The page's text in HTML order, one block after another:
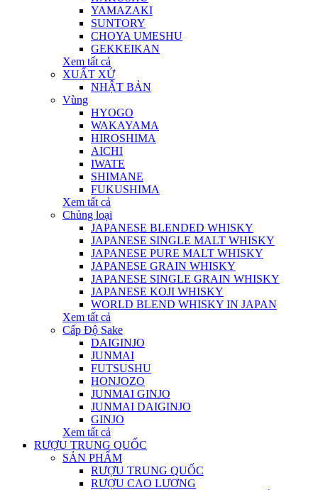
YAMAZAKI
SUNTORY
CHOYA UMESHU
GEKKEIKAN
Xem tất cả
XUẤT XỨ
NHẬT BẢN
Vùng
HYOGO
WAKAYAMA
HIROSHIMA
AICHI
IWATE
SHIMANE
FUKUSHIMA
Xem tất cả
Chủng loại
JAPANESE BLENDED WHISKY
JAPANESE SINGLE MALT WHISKY
JAPANESE PURE MALT WHISKY
JAPANESE GRAIN WHISKY
JAPANESE SINGLE GRAIN WHISKY
JAPANESE KOJI WHISKY
WORLD BLEND WHISKY IN JAPAN
Xem tất cả
Cấp Độ Sake
DAIGINJO
JUNMAI
FUTSUSHU
HONJOZO
JUNMAI GINJO
JUNMAI DAIGINJO
GINJO
Xem tất cả
RƯỢU TRUNG QUỐC
SẢN PHẨM
RƯỢU TRUNG QUỐC
RƯỢU CAO LƯƠNG